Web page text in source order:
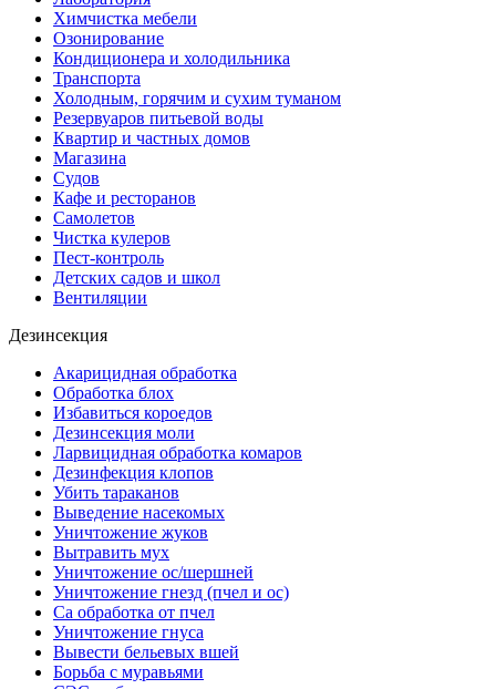
Химчистка мебели
Озонирование
Кондиционера и холодильника
Транспорта
Холодным, горячим и сухим туманом
Резервуаров питьевой воды
Квартир и частных домов
Магазина
Судов
Кафе и ресторанов
Самолетов
Чистка кулеров
Пест-контроль
Детских садов и школ
Вентиляции
Дезинсекция
Акарицидная обработка
Обработка блох
Избавиться короедов
Дезинсекция моли
Ларвицидная обработка комаров
Дезинфекция клопов
Убить тараканов
Выведение насекомых
Уничтожение жуков
Вытравить мух
Уничтожение ос/шершней
Уничтожение гнезд (пчел и ос)
Са обработка от пчел
Уничтожение гнуса
Вывести бельевых вшей
Борьба с муравьями